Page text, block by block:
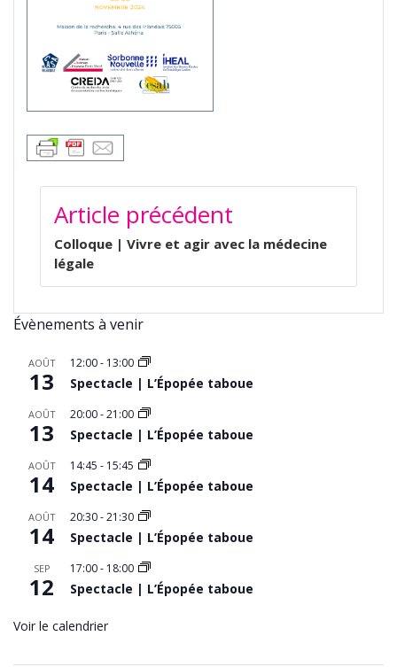
NAVIGATION
DE
L’ARTICLE
Article précédent
Colloque | Vivre et agir avec la médecine
légale
Évènements à venir
AOÛT
13
12:00- 13:00
Spectacle | L’Épopée taboue
AOÛT
13
20:00-21:00
Spectacle | L’Épopée taboue
AOÛT
14
14:45 - 15:45
Spectacle | L’Épopée taboue
AOÛT
14
20:30-21:30
Spectacle | L’Épopée taboue
SEP
12
17:00- 18:00
Spectacle | L’Épopée taboue
Voir le calendrier